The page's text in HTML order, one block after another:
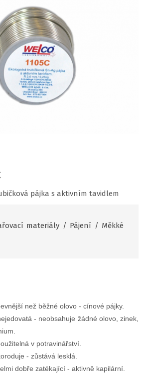
pájka s aktivním tavidlem
materiály / Pájení / Měkké
než běžné olovo - cínové pájky.
- neobsahuje žádné olovo, zinek,
v potravinářství.
- zůstává lesklá.
dobře zatékající - aktivně kapilární.